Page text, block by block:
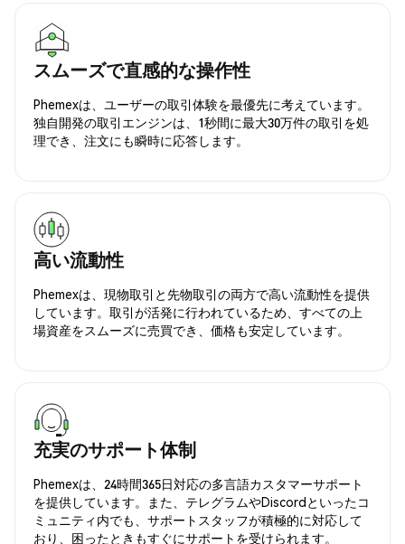
スムーズで直感的な操作性
Phemexは、ユーザーの取引体験を最優先に考えています。
独自開発の取引エンジンは、1秒間に最大30万件の取引を処
理でき、注文にも瞬時に応答します。
高い流動性
Phemexは、現物取引と先物取引の両方で高い流動性を提供
しています。取引が活発に行われているため、すべての上
場資産をスムーズに売買でき、価格も安定しています。
充実のサポート体制
Phemexは、24時間365日対応の多言語カスタマーサポート
を提供しています。また、テレグラムやDiscordといったコ
ミュニティ内でも、サポートスタッフが積極的に対応して
おり、困ったときもすぐにサポートを受けられます。